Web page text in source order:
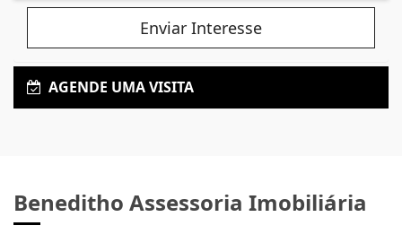
Enviar Interesse
AGENDE UMA VISITA
Beneditho Assessoria Imobiliária